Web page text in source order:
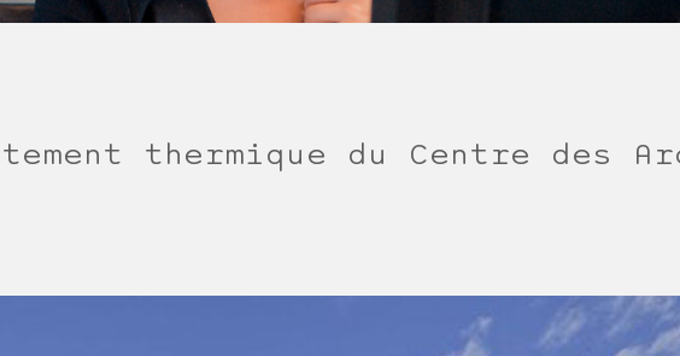
thermique du Centre des